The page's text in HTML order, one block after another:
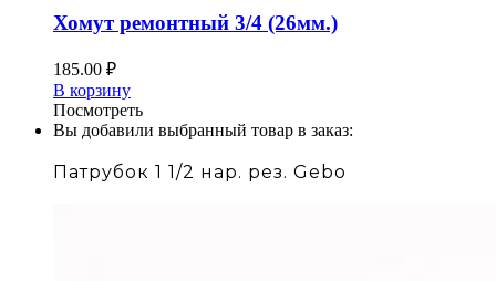
Хомут ремонтный 3/4 (26мм.)
185.00 ₽
В корзину
Посмотреть
Вы добавили выбранный товар в заказ:
Патрубок 1 1/2 нар. рез. Gebo